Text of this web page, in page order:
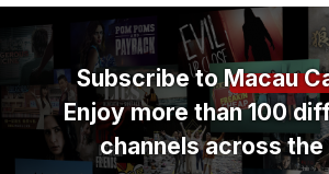
Subscribe toMacau
Enjoy more than 100
channels across